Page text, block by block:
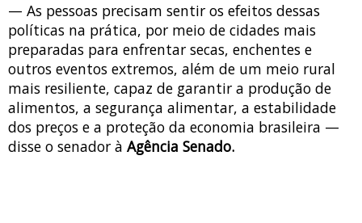
— As pessoas precisam sentir os efeitos dessas
políticas na prática, por meio de cidades mais
preparadas para enfrentar secas, enchentes e
outros eventos extremos, além de um meio rural
mais resiliente, capaz de garantir a produção de
alimentos, a segurança alimentar, a estabilidade
dos preços e a proteção da economia brasileira —
disse o senador à Agência Senado.